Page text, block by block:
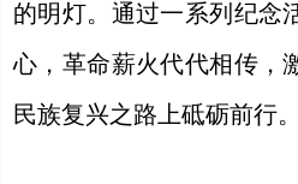
的明灯。通过一系列纪念
心，革命薪火代代相传，
民族复兴之路上砥砺前行。